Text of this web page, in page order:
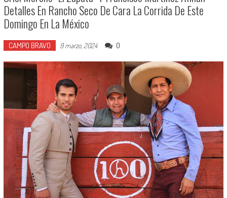
Detalles En Rancho Seco De Cara La Corrida De Este
Domingo En La México
CAMPO BRAVO 9 marzo, 2024 0